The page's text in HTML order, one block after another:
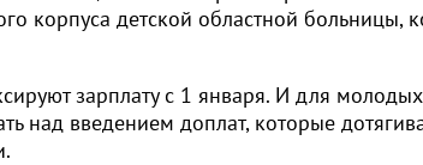
корпуса детской областной больницы,
зарплату с 1 января. И для молодых
над введением доплат, которые